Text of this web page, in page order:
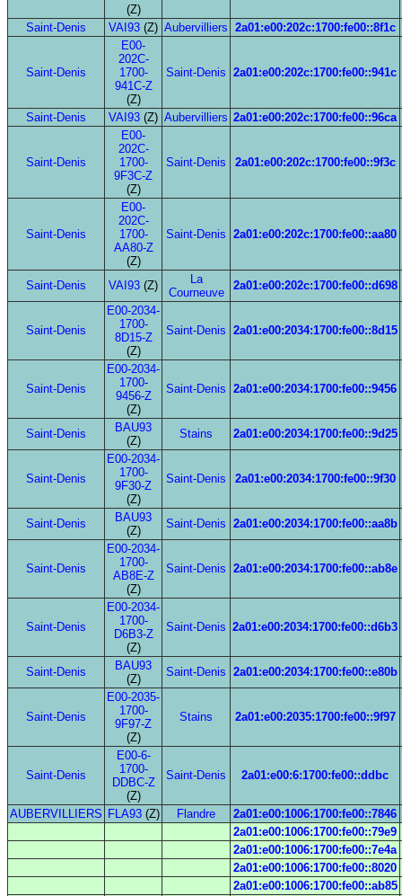
(Z)
Saint-Denis
VAI93 (Z) Aubervilliers 2a01:e00:202c:1700:fe00::8f1c
Saint-Denis
E00-
202C-
1700-
941C-Z
(Z)
Saint-Denis 2a01:e00:202c:1700:fe00::941c
Saint-Denis VAI93 (Z) Aubervilliers 2a01:e00:202c:1700:fe00::96ca
Saint-Denis
E00-
202C-
1700-
9F3C-Z
(Z)
Saint-Denis 2a01:e00:202c:1700:fe00::9f3c
Saint-Denis
E00-
202C-
1700-
AA80-Z
(Z)
Saint-Denis 2a01:e00:202c:1700:fe00::aa80
Saint-Denis VAI93 (Z)
La
Courneuve
2a01:e00:202c:1700:fe00::d698
Saint-Denis
E00-2034-
1700-
8D15-Z
(Z)
Saint-Denis 2a01:e00:2034:1700:fe00::8d15
Saint-Denis
E00-2034-
1700-
9456-Z
(Z)
Saint-Denis 2a01:e00:2034:1700:fe00::9456
Saint-Denis
BAU93
(Z)
Stains 2a01:e00:2034:1700:fe00::9d25
Saint-Denis
E00-2034-
1700-
9F30-Z
(Z)
Saint-Denis 2a01:e00:2034:1700:fe00::9f30
Saint-Denis
BAU93
(Z)
Saint-Denis 2a01:e00:2034:1700:fe00::aa8b
Saint-Denis
E00-2034-
1700-
AB8E-Z
(Z)
Saint-Denis 2a01:e00:2034:1700:fe00::ab8e
Saint-Denis
E00-2034-
1700-
D6B3-Z
(Z)
Saint-Denis 2a01:e00:2034:1700:fe00::d6b3
Saint-Denis
BAU93
(Z)
Saint-Denis 2a01:e00:2034:1700:fe00::e80b
Saint-Denis
E00-2035-
1700-
9F97-Z
(Z)
Stains 2a01:e00:2035:1700:fe00::9f97
Saint-Denis
E00-6-
1700-
DDBC-Z
(Z)
Saint-Denis 2a01:e00:6:1700:fe00::ddbc
AUBERVILLIERS FLA93(Z) Flandre
2a01:e00:1006:1700:fe00::7846
2a01:e00:1006:1700:fe00::79e9
2a01:e00:1006:1700:fe00::7e4a
2a01:e00:1006:1700:fe00::8020
2a01:e00:1006:1700:fe00::ab85